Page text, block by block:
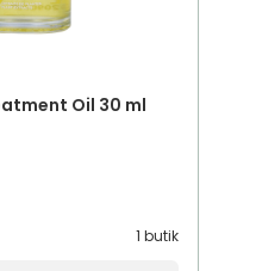
Oil 30 ml
1 butik